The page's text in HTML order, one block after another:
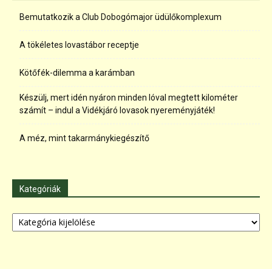
Bemutatkozik a Club Dobogómajor üdülőkomplexum
A tökéletes lovastábor receptje
Kötőfék-dilemma a karámban
Készülj, mert idén nyáron minden lóval megtett kilométer
számít – indul a Vidékjáró lovasok nyereményjáték!
A méz, mint takarmánykiegészítő
Kategóriák
Kategóriák